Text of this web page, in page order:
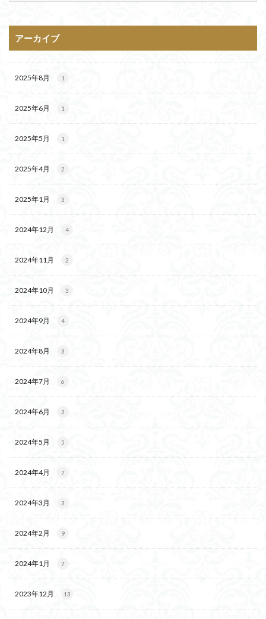
アーカイブ
2025年8月 1
2025年6月 1
2025年5月 1
2025年4月 2
2025年1月 3
2024年12月 4
2024年11月 2
2024年10月 3
2024年9月 4
2024年8月 3
2024年7月 6
2024年6月 3
2024年5月 5
2024年4月 7
2024年3月 3
2024年2月 9
2024年1月 7
2023年12月 13